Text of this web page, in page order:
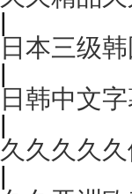
|
日本三级
|
日韩中文
|
久久久久久
|